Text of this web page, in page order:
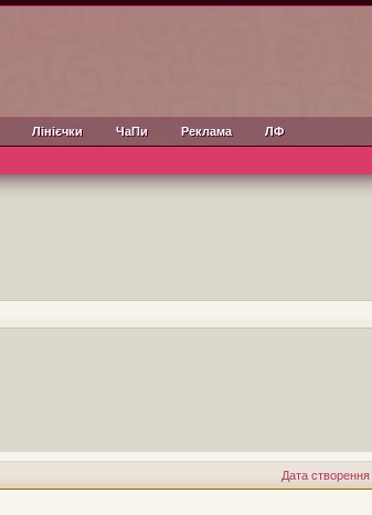
Дата створення
Лінієчки ЧаПи Реклама ЛФ